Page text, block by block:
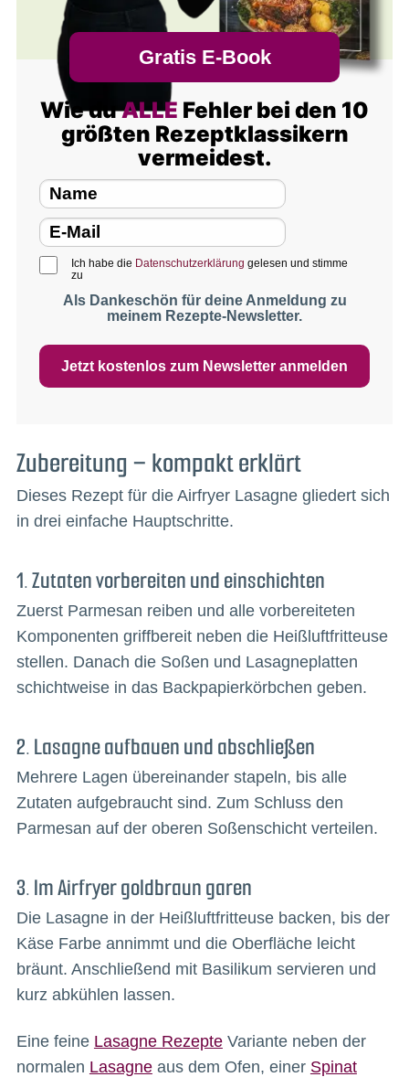
Gratis E-Book
Wie duALLE Fehler bei den 10
größten Rezeptklassikern
vermeidest.
Ich habe die Datenschutzerklärung gelesen und stimme
zu
Als Dankeschön für deine Anmeldung zu
meinem Rezepte-Newsletter.
Jetzt kostenlos zum Newsletter anmelden
Zubereitung – kompakt erklärt
Dieses Rezept für die Airfryer Lasagne gliedert sich
in drei einfache Hauptschritte.
1. Zutaten vorbereiten und einschichten
Zuerst Parmesan reiben und alle vorbereiteten
Komponenten griffbereit neben die Heißluftfritteuse
stellen. Danach die Soßen und Lasagneplatten
schichtweise in das Backpapierkörbchen geben.
2. Lasagne aufbauen und abschließen
Mehrere Lagen übereinander stapeln, bis alle
Zutaten aufgebraucht sind. Zum Schluss den
Parmesan auf der oberen Soßenschicht verteilen.
3. Im Airfryer goldbraun garen
Die Lasagne in der Heißluftfritteuse backen, bis der
Käse Farbe annimmt und die Oberfläche leicht
bräunt. Anschließend mit Basilikum servieren und
kurz abkühlen lassen.
Eine feine Lasagne RezepteVariante neben der
normalen Lasagneaus dem Ofen, einer Spinat